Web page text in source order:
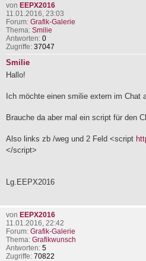
von EEPX2016
11.01.2016, 23:03
Forum: Grafik-Galerie
Thema: Smilie
Antworten: 0
Zugriffe: 37047
Smilie
Hallo!
Ich möchte einen smilie extern im Chat
Brauche da aber mal ein script für den
Also links zb /weg und 2 Feld <script
</script>
Lg.EEPX2016
von EEPX2016
11.01.2016, 22:42
Forum: Grafik-Galerie
Thema: Grafikwunsch
Antworten: 5
Zugriffe: 70822